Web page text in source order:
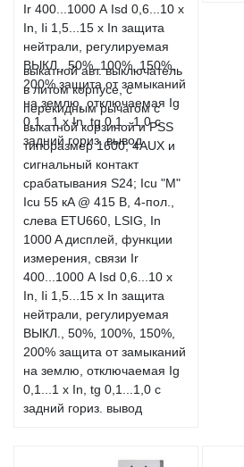
выкатной авт. выключатель
в литом корпусе, с
перекидным рычагом с
выкатной корзиной и PSS
типоразмер 1600; 4AUX и
сигнальный контакт
срабатывания S24; Icu "M"
Icu 55 кA @ 415 В, 4-пол.,
слева ETU660, LSIG, In
1000 A дисплей, функции
измерения, связи Ir
400...1000 А Isd 0,6...10 x
In, Ii 1,5...15 x In защита
нейтрали, регулируемая
ВЫКЛ., 50%, 100%, 150%,
200% защита от замыканий
на землю, отключаемая Ig
0,1...1 x In, tg 0,1...1,0 с
задний гориз. вывод